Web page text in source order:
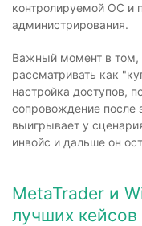
контролируемой ОС и
администрирования.
Важный момент в том,
рассматривать как
настройка доступов,
сопровождение после
выигрывает у
инвойс и дальше он
MetaTrader и
лучших